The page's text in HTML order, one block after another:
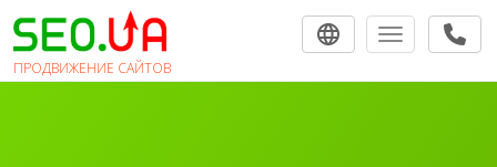
ПРОДВИЖЕНИЕ САЙТОВ
Toggle